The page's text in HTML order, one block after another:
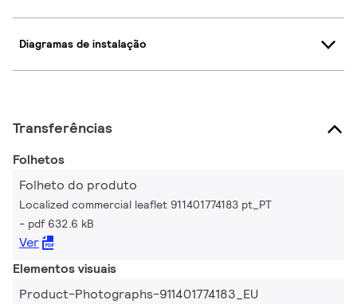
Diagramas de instalação
Transferências
Folhetos
Folheto do produto
Localized commercial leaflet 911401774183 pt_PT
pdf 632.6 kB
Ver
Elementos visuais
Product-Photographs-911401774183_EU